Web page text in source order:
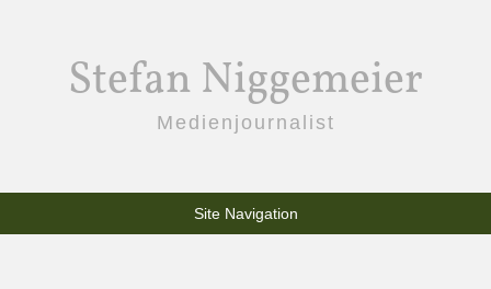
Stefan Niggemeier
Medienjournalist
Site Navigation